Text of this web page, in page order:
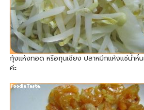
กุ้งแห้งทอด หรือกุนเชียง ปลาหมึกแห้งแช่น้ำหั่
ค่ะ